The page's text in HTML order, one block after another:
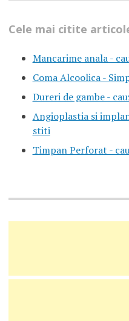
Cele mai citite
Mancarime anala -
Coma Alcoolica -
Dureri de gambe -
Angioplastia si
stiti
Timpan Perforat -